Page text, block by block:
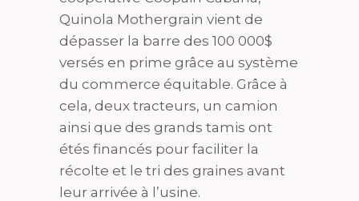
Quinola Mothergrain vient de
dépasser la barre des 100 000$
versés en prime grâce au système
du commerce équitable. Grâce à
cela, deux tracteurs, un camion
ainsi que des grands tamis ont
étés financés pour faciliter la
récolte et le tri des graines avant
leur arrivée à l’usine.